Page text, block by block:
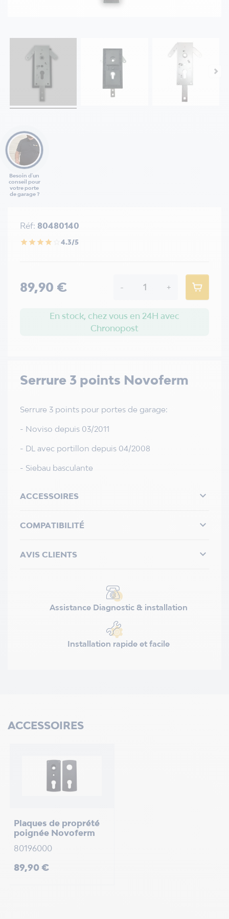
Besoin d'un
conseil pour
votre porte
de garage ?
Serrure 3 points Novoferm
Serrure 3 points pour portes de garage:
- Noviso depuis 03/2011
- DL avec portillon depuis 04/2008
- Siebau basculante
ACCESSOIRES 
COMPATIBILITÉ 
AVIS CLIENTS 
Assistance Diagnostic & installation
Installation rapide et facile
Réf: 80480140
star star star star 4.3/5
89,90 € - +
En stock, chez vous en 24H avec
Chronopost
ACCESSOIRES
Plaques de proprété
poignée Novoferm
80196000
Prix
89,90 €